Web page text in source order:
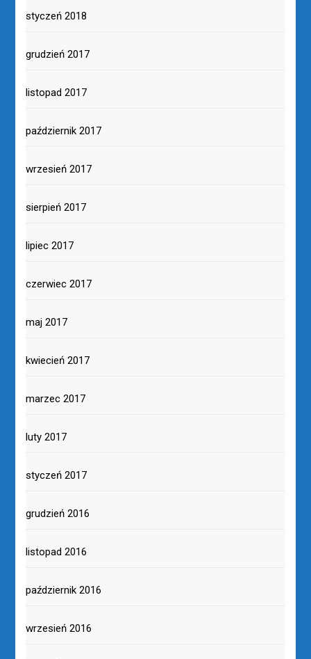
styczeń 2018
grudzień 2017
listopad 2017
październik 2017
wrzesień 2017
sierpień 2017
lipiec 2017
czerwiec 2017
maj 2017
kwiecień 2017
marzec 2017
luty 2017
styczeń 2017
grudzień 2016
listopad 2016
październik 2016
wrzesień 2016